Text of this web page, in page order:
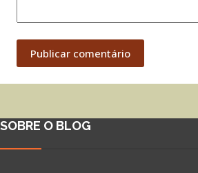
Publicar comentário
SOBRE O BLOG